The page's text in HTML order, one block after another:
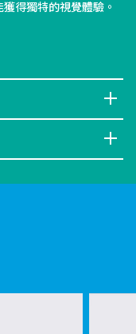
得獨特的視覺體驗。